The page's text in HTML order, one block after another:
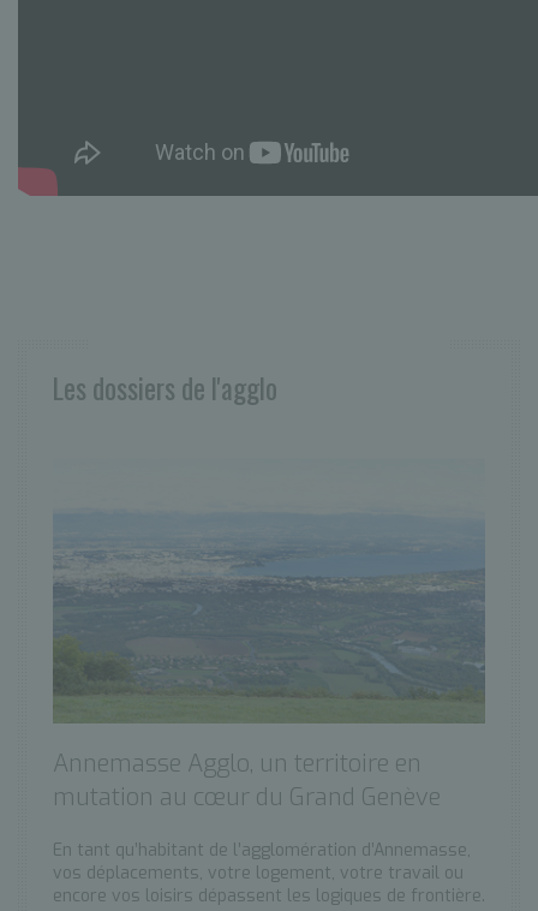
Les dossiers de l'agglo
Annemasse Agglo, un territoire en
mutation au cœur du Grand Genève
En tant qu’habitant de l’agglomération d’Annemasse,
vos déplacements, votre logement, votre travail ou
encore vos loisirs dépassent les logiques de frontière.